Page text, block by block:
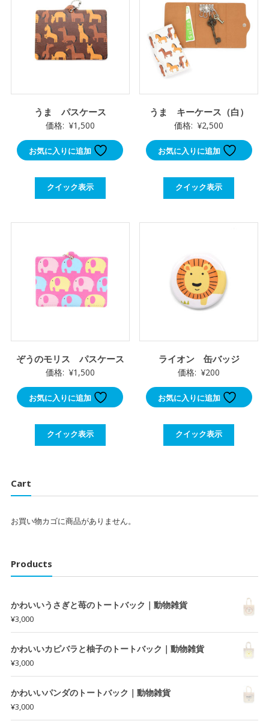
うま パスケース
価格: ¥1,500
お気に入りに追加
クイック表示
うま キーケース（白）
価格: ¥2,500
お気に入りに追加
クイック表示
ぞうのモリス パスケース
価格: ¥1,500
お気に入りに追加
クイック表示
ライオン 缶バッジ
価格: ¥200
お気に入りに追加
クイック表示
Cart
お買い物カゴに商品がありません。
Products
かわいいうさぎと苺のトートバック｜動物雑貨
¥3,000
かわいいカピバラと柚子のトートバック｜動物雑貨
¥3,000
かわいいパンダのトートバック｜動物雑貨
¥3,000